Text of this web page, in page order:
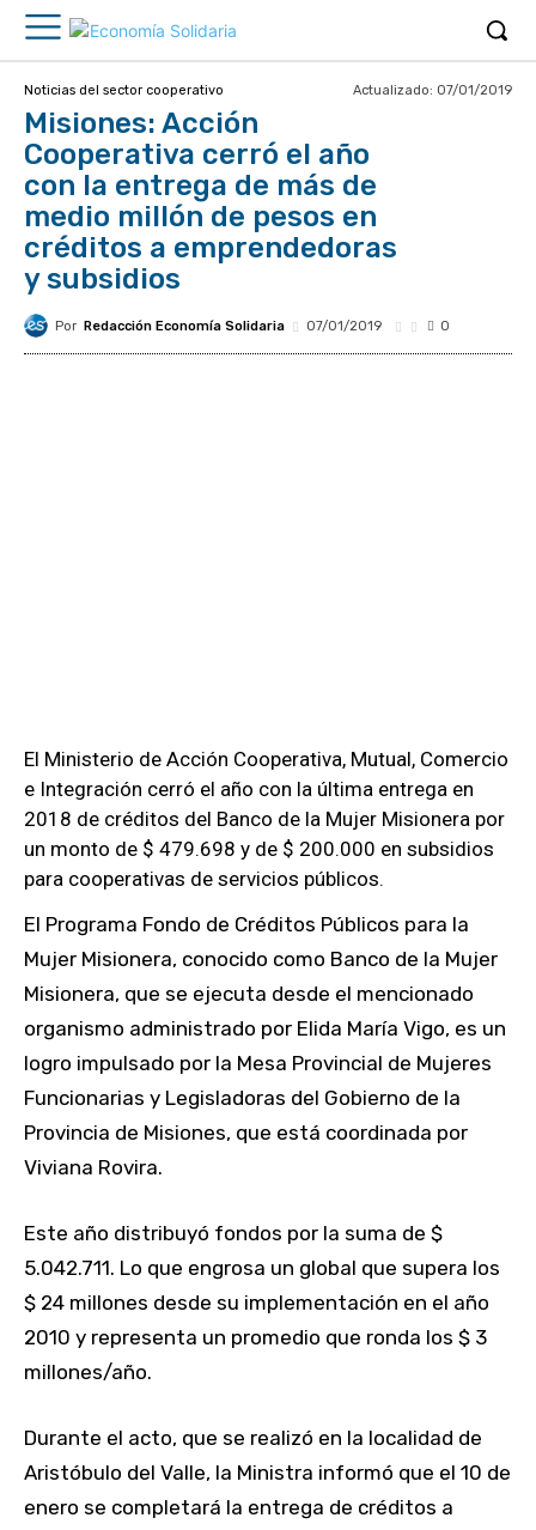
Noticias del sector cooperativo Actualizado: 07/01/2019
Misiones: Acción
Cooperativa cerró el año
con la entrega de más de
medio millón de pesos en
créditos a emprendedoras
y subsidios
Por Redacción Economía Solidaria 07/01/2019 0
El Ministerio de Acción Cooperativa, Mutual, Comercio
e Integración cerró el año con la última entrega en
2018 de créditos del Banco de la Mujer Misionera por
un monto de $ 479.698 y de $ 200.000 en subsidios
para cooperativas de servicios públicos.
El Programa Fondo de Créditos Públicos para la
Mujer Misionera, conocido como Banco de la Mujer
Misionera, que se ejecuta desde el mencionado
organismo administrado por Elida María Vigo, es un
logro impulsado por la Mesa Provincial de Mujeres
Funcionarias y Legisladoras del Gobierno de la
Provincia de Misiones, que está coordinada por
Viviana Rovira.
Este año distribuyó fondos por la suma de $
5.042.711. Lo que engrosa un global que supera los
$ 24 millones desde su implementación en el año
2010 y representa un promedio que ronda los $ 3
millones/año.
Durante el acto, que se realizó en la localidad de
Aristóbulo del Valle, la Ministra informó que el 10 de
enero se completará la entrega de créditos a